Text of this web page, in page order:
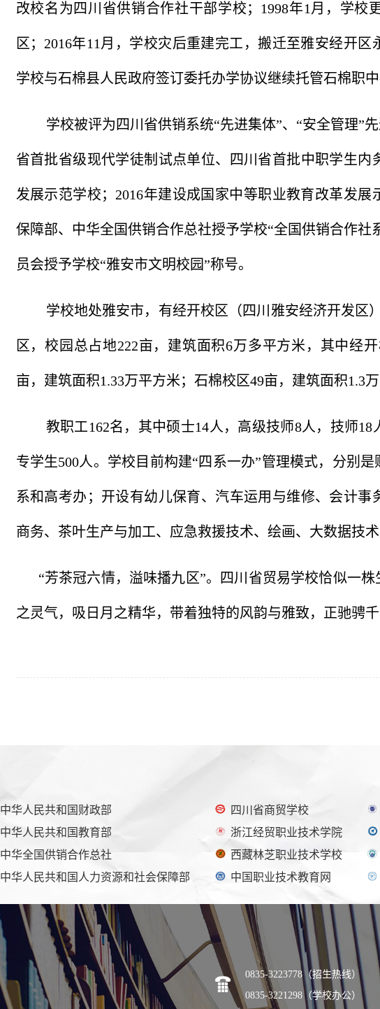
改校名为四川省供销合作社干部学校； 1998年1月，学校
区 ； 2016年11月，学校灾后重建完工，搬迁至雅安经开区
学校与石棉县人民政府签订委托办学协议继续托管石棉职中
学校被评为四川省供销系统“先进集体”、“安全管理”
省首批省级现代学徒制试点单位、四川省首批中职学生
发展示范学校； 2016年建设成国家中等职业教育改革发展
保障部、中华全国供销合作总社授予学校“全国供销合作社
员会授予学校“雅安市文明校园”称号。
学校地处雅安市，有经开校区（四川雅安经济开发区
区，校园总占地222亩，建筑面积6万多平方米，其中经
亩，建筑面积1.33万平方米；石棉校区49亩，建筑面积1.3
教职工162名，其中硕士14人，高级技师8人，技师
专学生500人。学校目前构建“四系一办”管理模式，分别
系和高考办 ； 开设有幼儿保育、汽车运用与维修、会计
商务、茶叶生产与加工、应急救援技术、绘画、大数据技
“芳茶冠六情，溢味播九区”。四川省贸易学校恰似一
之灵气，吸日月之精华，带着独特的风韵与雅致，正驰骋
中华人民共和国财政部
中华人民共和国教育部
中华全国供销合作总社
中华人民共和国人力资源和社会保障部
四川省商贸学校
浙江经贸职业技术学院
西藏林芝职业技术学校
中国职业技术教育网
0835-3223778（招生热线）
0835-3221298（学校办公）